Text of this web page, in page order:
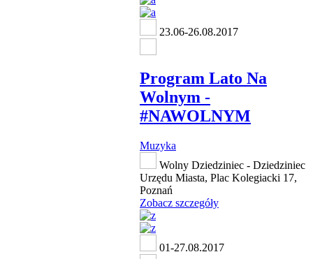
23.06-26.08.2017
Program Lato Na
Wolnym -
#NAWOLNYM
Muzyka
Wolny Dziedziniec - Dziedziniec
Urzędu Miasta, Plac Kolegiacki 17,
Poznań
Zobacz szczegóły
01-27.08.2017